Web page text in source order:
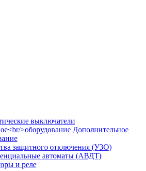
выключатели
Дополнительное
защитного отключения (УЗО)
автоматы (АВДТ)
и реле